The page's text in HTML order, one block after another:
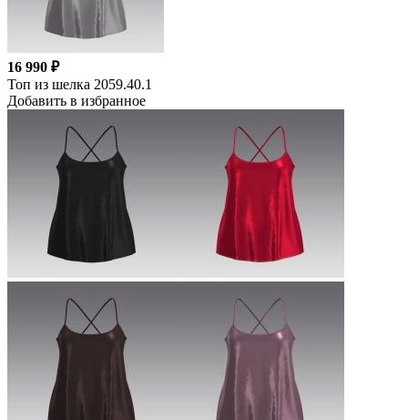
16 990 ₽
Топ из шелка 2059.40.1
Добавить в избранное